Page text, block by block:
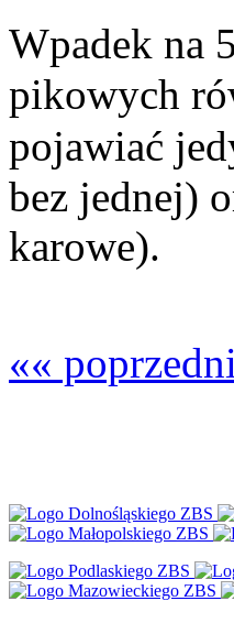
Wpadek na 5
pikowych
pojawiać
bez jednej)
karowe).
««